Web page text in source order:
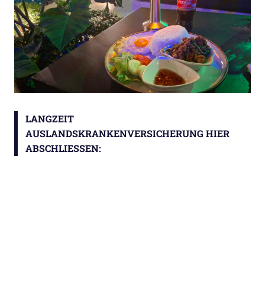
LANGZEIT
AUSLANDSKRANKENVERSICHERUNG HIER
ABSCHLIESSEN: